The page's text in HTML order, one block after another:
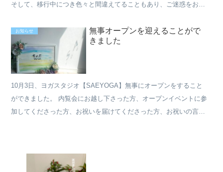
そして、移行中につき色々と間違えてることもあり、ご迷惑をおか
お知らせ
無事オープンを迎えることがで
きました
10月3日、ヨガスタジオ【SAEYOGA】無事にオープンをすること
ができました。 内覧会にお越し下さった方、オープンイベントに参
加してくださった方、お祝いを届けてくださった方、お祝いの言葉